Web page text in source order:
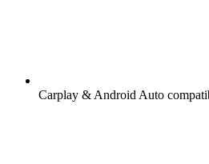
Carplay & Android Auto